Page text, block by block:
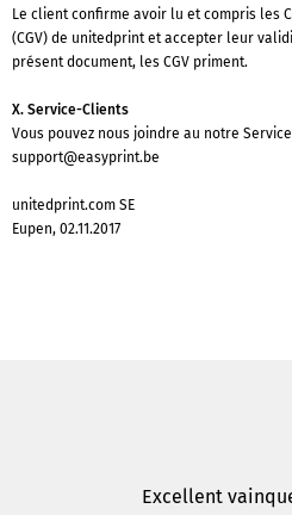
Le client confirme avoir lu et compris les
(CGV) de unitedprint et accepter leur
présent document, les CGV priment.
X. Service-Clients
Vous pouvez nous joindre au notre
support@easyprint.be
unitedprint.com SE
Eupen, 02.11.2017
Excellent